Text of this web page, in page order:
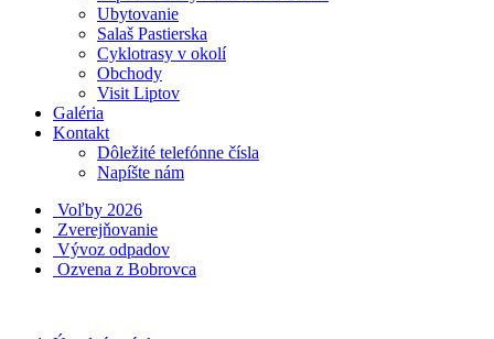
Ubytovanie
Salaš Pastierska
Cyklotrasy v okolí
Obchody
Visit Liptov
Galéria
Kontakt
Dôležité telefónne čísla
Napíšte nám
Voľby 2026
Zverejňovanie
Vývoz odpadov
Ozvena z Bobrovca